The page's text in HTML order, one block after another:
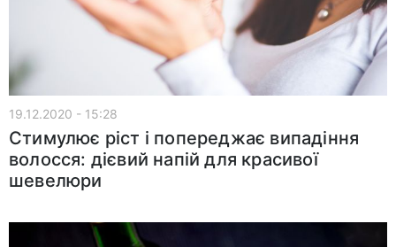
19.12.2020 - 15:28
Стимулює ріст і попереджає випадіння
волосся: дієвий напій для красивої
шевелюри